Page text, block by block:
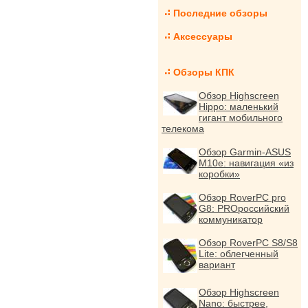
Последние обзоры
Аксессуары
Обзоры КПК
Обзор Highscreen
Hippo: маленький
гигант мобильного
телекома
Обзор Garmin-ASUS
M10e: навигация «из
коробки»
Обзор RoverPC pro
G8: PROроссийский
коммуникатор
Обзор RoverPC S8/S8
Lite: облегченный
вариант
Обзор Highscreen
Nano: быстрее,